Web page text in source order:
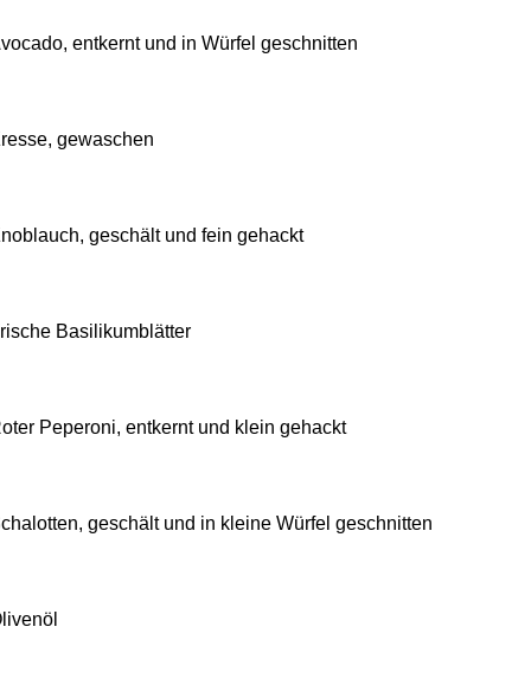
entkernt und in Würfel geschnitten
gewaschen
geschält und fein gehackt
Basilikumblätter
Peperoni, entkernt und klein gehackt
geschält und in kleine Würfel geschnitten